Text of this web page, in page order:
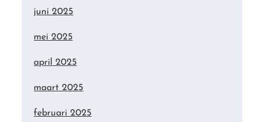
juni 2025
mei 2025
april 2025
maart 2025
februari 2025